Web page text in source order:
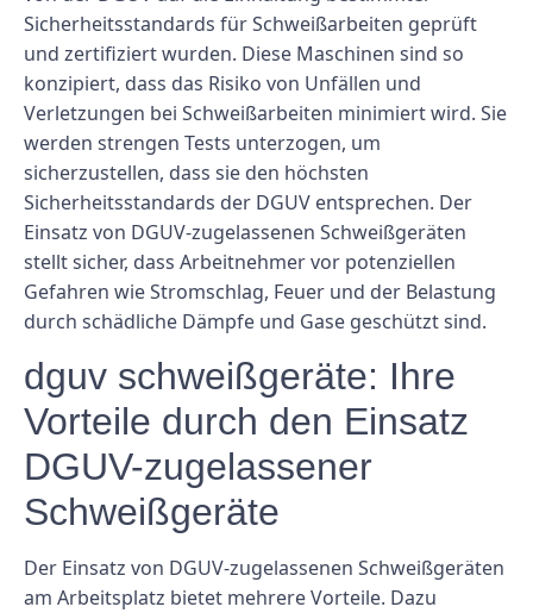
Sicherheitsstandards für Schweißarbeiten geprüft
und zertifiziert wurden. Diese Maschinen sind so
konzipiert, dass das Risiko von Unfällen und
Verletzungen bei Schweißarbeiten minimiert wird. Sie
werden strengen Tests unterzogen, um
sicherzustellen, dass sie den höchsten
Sicherheitsstandards der DGUV entsprechen. Der
Einsatz von DGUV-zugelassenen Schweißgeräten
stellt sicher, dass Arbeitnehmer vor potenziellen
Gefahren wie Stromschlag, Feuer und der Belastung
durch schädliche Dämpfe und Gase geschützt sind.
dguv schweißgeräte: Ihre
Vorteile durch den Einsatz
DGUV-zugelassener
Schweißgeräte
Der Einsatz von DGUV-zugelassenen Schweißgeräten
am Arbeitsplatz bietet mehrere Vorteile. Dazu